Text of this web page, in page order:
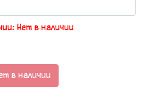
Нет в наличии
в наличии